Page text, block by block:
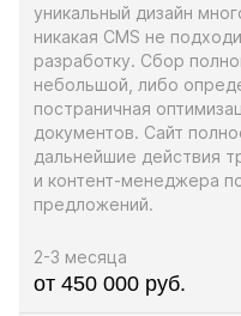
уникальный дизайн
никакая CMS не
разработку. Сбор
небольшой, либо
постраничная
документов. Сайт
дальнейшие действия
и контент-менеджера
предложений.
2-3 месяца
от 450 000 руб.